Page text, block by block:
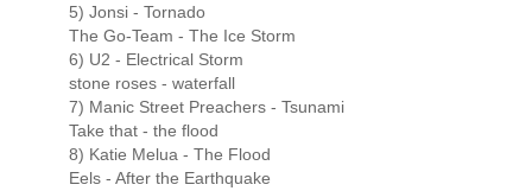
5) Jonsi - Tornado
The Go-Team - The Ice Storm
6) U2 - Electrical Storm
stone roses - waterfall
7) Manic Street Preachers - Tsunami
Take that - the flood
8) Katie Melua - The Flood
Eels - After the Earthquake